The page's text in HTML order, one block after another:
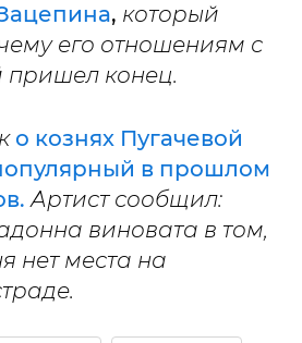
, который
его отношениям с
конец.
о кознях Пугачевой
в прошлом
Артист сообщил:
виновата в том,
нет места на